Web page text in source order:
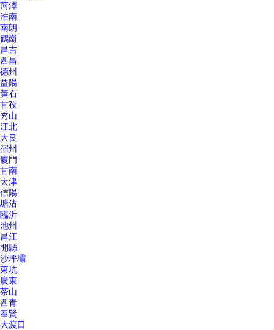
菏澤
淮南
南朗
鶴崗
昌吉
西昌
德州
益陽
黃石
甘孜
秀山
江北
大良
宿州
廈門
甘南
天津
信陽
塘沽
臨沂
池州
昌江
開縣
沙坪壩
東坑
廣東
茶山
西青
奉賢
大渡口